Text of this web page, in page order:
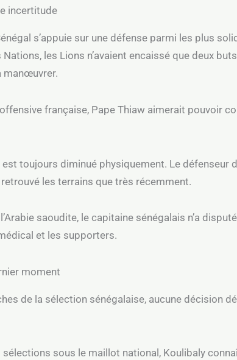
incertitude
s’appuie sur une défense parmi les plus
Nations, les Lions n’avaient encaissé que deux
manœuvrer.
française, Pape Thiaw aimerait pouvoir
toujours diminué physiquement. Le défenseur
les terrains que très récemment.
saoudite, le capitaine sénégalais n’a
et les supporters.
moment
de la sélection sénégalaise, aucune décision
sous le maillot national, Koulibaly